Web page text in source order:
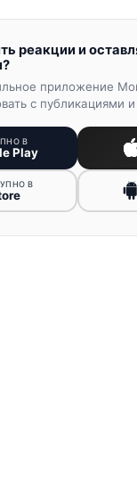
реакции и
приложение
с публикациями
В
Play
В